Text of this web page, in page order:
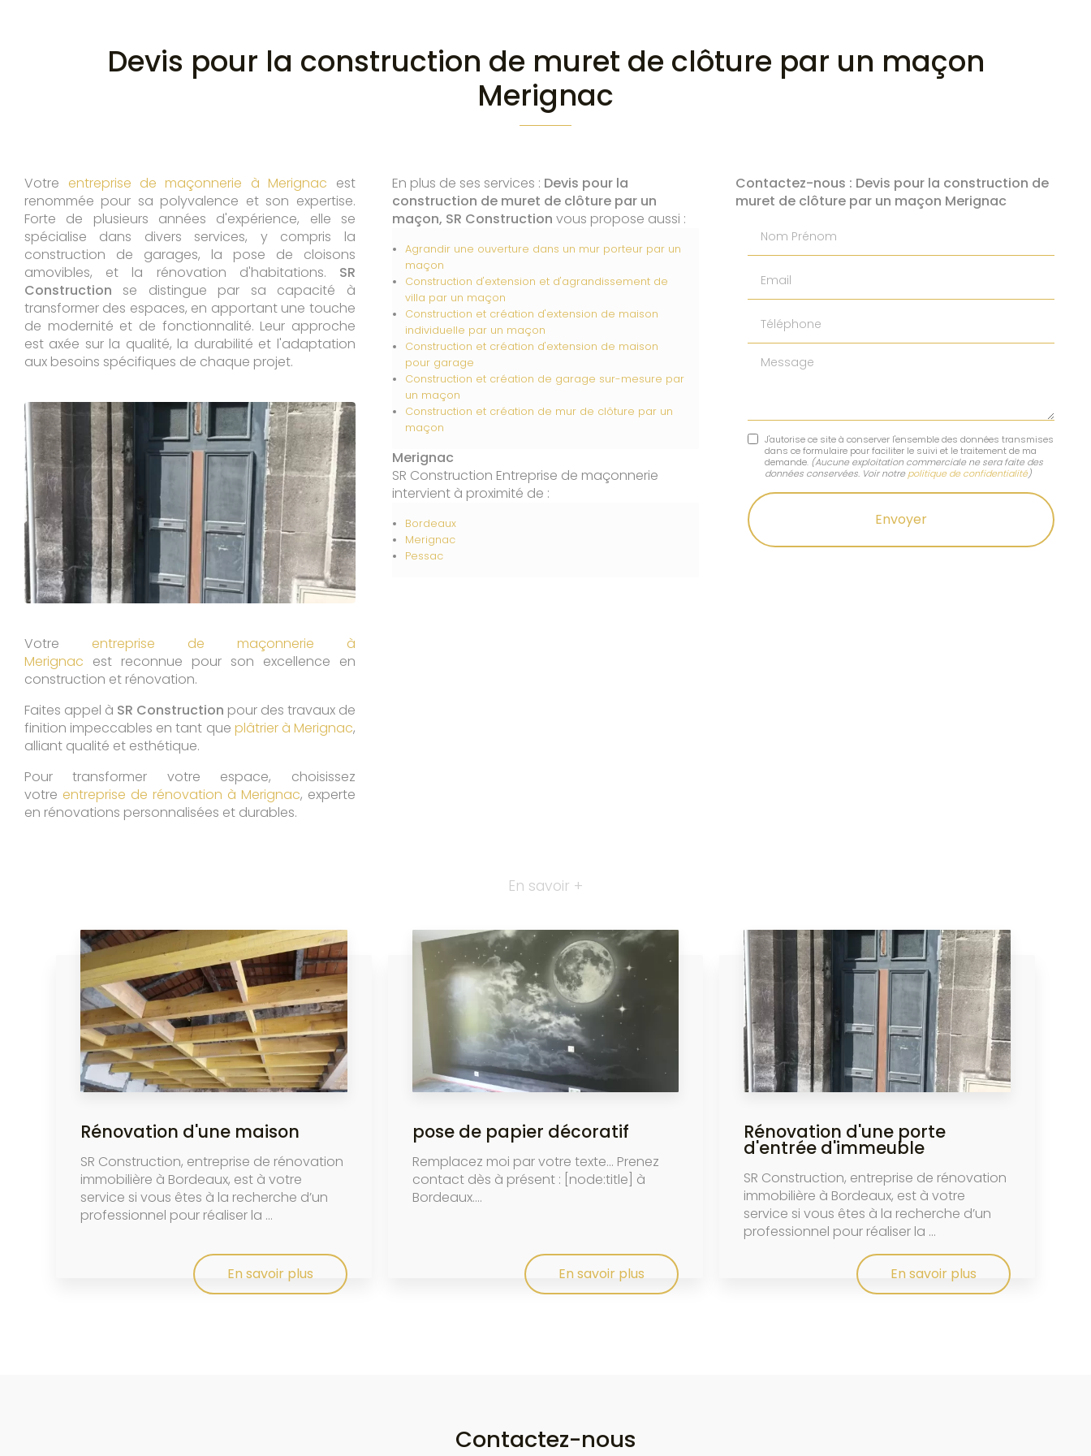
Devis pour la construction de muret de clôture par un maçon
Merignac
Votre entreprise de maçonnerie à Merignac est
renommée pour sa polyvalence et son expertise.
Forte de plusieurs années d'expérience, elle se
spécialise dans divers services, y compris la
construction de garages, la pose de cloisons
amovibles, et la rénovation d'habitations. SR
Construction se distingue par sa capacité à
transformer des espaces, en apportant une touche
de modernité et de fonctionnalité. Leur approche
est axée sur la qualité, la durabilité et l'adaptation
aux besoins spécifiques de chaque projet.
Votre entreprise de maçonnerie à
Merignac est reconnue pour son excellence en
construction et rénovation.
Faites appel à SR Construction pour des travaux de
finition impeccables en tant que plâtrier à Merignac,
alliant qualité et esthétique.
Pour transformer votre espace, choisissez
votre entreprise de rénovation à Merignac, experte
en rénovations personnalisées et durables.
En plus de ses services : Devis pour la
construction de muret de clôture par un
maçon, SR Construction vous propose aussi :
Agrandir une ouverture dans un mur porteur par un
maçon
Construction d'extension et d'agrandissement de
villa par un maçon
Construction et création d'extension de maison
individuelle par un maçon
Construction et création d'extension de maison
pour garage
Construction et création de garage sur-mesure par
un maçon
Construction et création de mur de clôture par un
maçon
Merignac
SR Construction Entreprise de maçonnerie
intervient à proximité de :
Bordeaux
Merignac
Pessac
Contactez-nous : Devis pour la construction de
muret de clôture par un maçon Merignac
Message
J'autorise ce site à conserver l'ensemble des données transmises
dans ce formulaire pour faciliter le suivi et le traitement de ma
demande. (Aucune exploitation commerciale ne sera faite des
données conservées. Voir notre politique de confidentialité)
En savoir +
Rénovation d'une maison
SR Construction, entreprise de rénovation
immobilière à Bordeaux, est à votre
service si vous êtes à la recherche d’un
professionnel pour réaliser la ...
En savoir plus
pose de papier décoratif
Remplacez moi par votre texte... Prenez
contact dès à présent : [node:title] à
Bordeaux....
En savoir plus
Rénovation d'une porte
d'entrée d'immeuble
SR Construction, entreprise de rénovation
immobilière à Bordeaux, est à votre
service si vous êtes à la recherche d’un
professionnel pour réaliser la ...
En savoir plus
Contactez-nous